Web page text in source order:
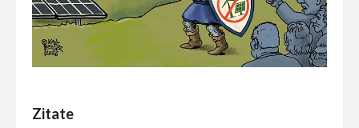
Zitate